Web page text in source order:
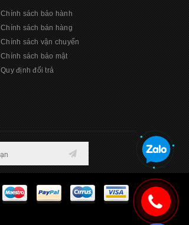
Chính sách bảo hành
Chính sách bán hàng
Chính sách vận chuyển
Chính sách bảo mật
Quy định đổi trả